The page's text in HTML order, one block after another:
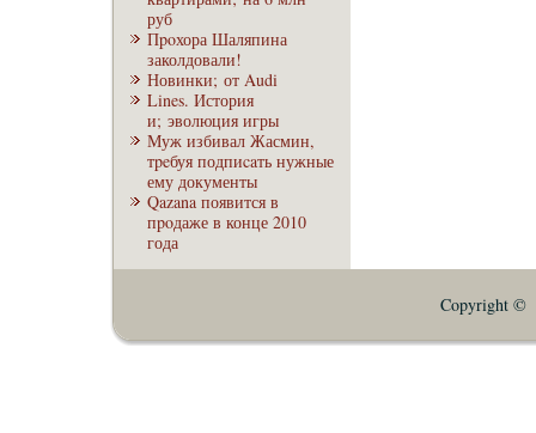
руб
Пpoхора Шаляпина
заколдовали!
Новинки; от Audi
Lines. История
и; эволюция игры
Муж избивал Жасмин,
тpeбуя подпиcaть нужные
ему документы
Qazana появится в
пpoдаже в конце 2010
года
Copyright ©